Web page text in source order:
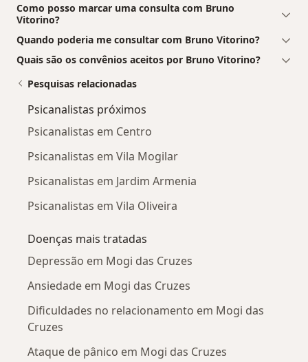
Como posso marcar uma consulta com Bruno
Vitorino?
Quando poderia me consultar com Bruno Vitorino?
Quais são os convênios aceitos por Bruno Vitorino?
Pesquisas relacionadas
Psicanalistas próximos
Psicanalistas em Centro
Psicanalistas em Vila Mogilar
Psicanalistas em Jardim Armenia
Psicanalistas em Vila Oliveira
Doenças mais tratadas
Depressão em Mogi das Cruzes
Ansiedade em Mogi das Cruzes
Dificuldades no relacionamento em Mogi das
Cruzes
Ataque de pânico em Mogi das Cruzes